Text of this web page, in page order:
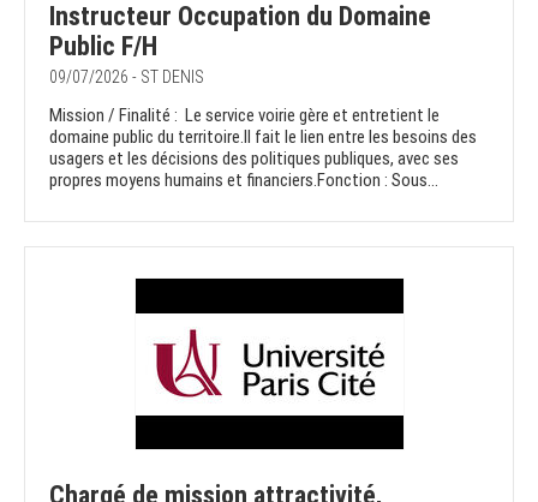
Instructeur Occupation du Domaine
Public F/H
09/07/2026 - ST DENIS
Mission / Finalité : Le service voirie gère et entretient le
domaine public du territoire.Il fait le lien entre les besoins des
usagers et les décisions des politiques publiques, avec ses
propres moyens humains et financiers.Fonction : Sous...
Chargé de mission attractivité,